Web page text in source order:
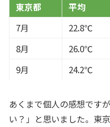
東京都 平均
7月
22.8℃
8月
26.0℃
9月
24.2℃
あくまで個人の感想です
い？」と思いました。東